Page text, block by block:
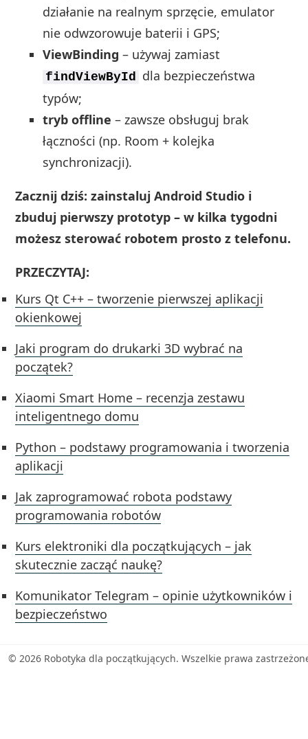
działanie na realnym sprzęcie, emulator
nie odwzorowuje baterii i GPS;
ViewBinding – używaj zamiast
findViewById dla bezpieczeństwa
typów;
tryb offline – zawsze obsługuj brak
łączności (np. Room + kolejka
synchronizacji).
Zacznij dziś: zainstaluj Android Studio i
zbuduj pierwszy prototyp – w kilka tygodni
możesz sterować robotem prosto z telefonu.
PRZECZYTAJ:
Kurs Qt C++ – tworzenie pierwszej aplikacji
okienkowej
Jaki program do drukarki 3D wybrać na
początek?
Xiaomi Smart Home – recenzja zestawu
inteligentnego domu
Python – podstawy programowania i tworzenia
aplikacji
Jak zaprogramować robota podstawy
programowania robotów
Kurs elektroniki dla początkujących – jak
skutecznie zacząć naukę?
Komunikator Telegram – opinie użytkowników i
bezpieczeństwo
© 2026 Robotyka dla początkujących. Wszelkie prawa